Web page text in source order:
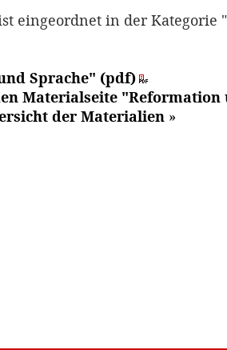
eingeordnet in der Kategorie
Sprache" (pdf)
Materialseite "Reformation
der Materialien »